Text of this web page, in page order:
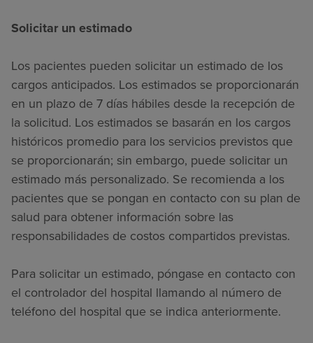
Solicitar un estimado
Los pacientes pueden solicitar un estimado de los
cargos anticipados. Los estimados se proporcionarán
en un plazo de 7 días hábiles desde la recepción de
la solicitud. Los estimados se basarán en los cargos
históricos promedio para los servicios previstos que
se proporcionarán; sin embargo, puede solicitar un
estimado más personalizado. Se recomienda a los
pacientes que se pongan en contacto con su plan de
salud para obtener información sobre las
responsabilidades de costos compartidos previstas.
Para solicitar un estimado, póngase en contacto con
el controlador del hospital llamando al número de
teléfono del hospital que se indica anteriormente.